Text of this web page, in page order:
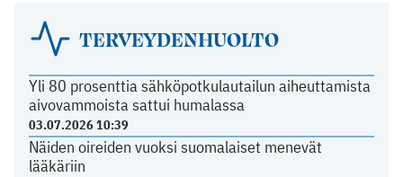
TERVEYDENHUOLTO
Yli 80 prosenttia sähköpotkulautailun aiheuttamista
aivovammoista sattui humalassa
03.07.2026 10:39
Näiden oireiden vuoksi suomalaiset menevät
lääkäriin